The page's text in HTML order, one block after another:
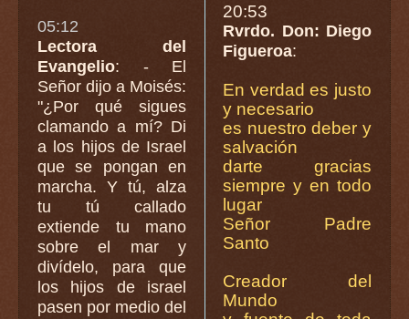
05:12
Lectora del
Evangelio: - El
Señor dijo a Moisés:
"¿Por qué sigues
clamando a mí? Di
a los hijos de Israel
que se pongan en
marcha. Y tú, alza
tu tú callado
extiende tu mano
sobre el mar y
divídelo, para que
los hijos de israel
pasen por medio del
20:53
Rvrdo. Don: Diego
Figueroa:
En verdad es justo
y necesario
es nuestro deber y
salvación
darte gracias
siempre y en todo
lugar
Señor Padre
Santo
Creador del
Mundo